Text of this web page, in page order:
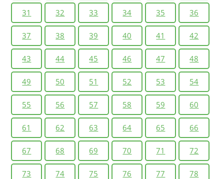
31 32 33 34 35 36
37 38 39 40 41 42
43 44 45 46 47 48
49 50 51 52 53 54
55 56 57 58 59 60
61 62 63 64 65 66
67 68 69 70 71 72
73 74 75 76 77 78